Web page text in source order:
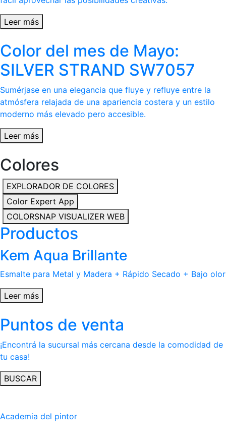
Leer más
Color del mes de Mayo:
SILVER STRAND SW7057
Sumérjase en una elegancia que fluye y refluye entre la
atmósfera relajada de una apariencia costera y un estilo
moderno más elevado pero accesible.
Leer más
Colores
EXPLORADOR DE COLORES
Color Expert App
COLORSNAP VISUALIZER WEB
Productos
Kem Aqua Brillante
Esmalte para Metal y Madera + Rápido Secado + Bajo olor
Leer más
Puntos de venta
¡Encontrá la sucursal más cercana desde la comodidad de
tu casa!
BUSCAR
Academia del pintor